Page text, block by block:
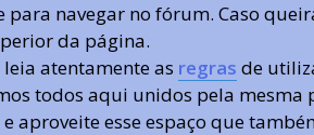
para navegar no fórum. Caso
da página.
atentamente as regras de
todos aqui unidos pela mesma
aproveite esse espaço que